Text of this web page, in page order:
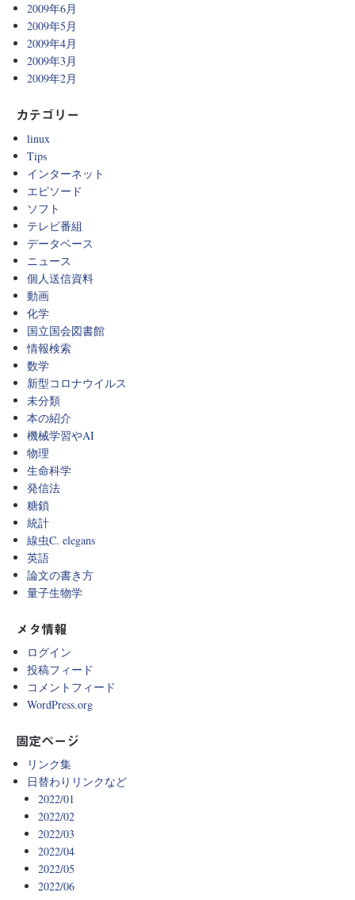
2009年6月
2009年5月
2009年4月
2009年3月
2009年2月
カテゴリー
linux
Tips
インターネット
エピソード
ソフト
テレビ番組
データベース
ニュース
個人送信資料
動画
化学
国立国会図書館
情報検索
数学
新型コロナウイルス
未分類
本の紹介
機械学習やAI
物理
生命科学
発信法
糖鎖
統計
線虫C. elegans
英語
論文の書き方
量子生物学
メタ情報
ログイン
投稿フィード
コメントフィード
WordPress.org
固定ページ
リンク集
日替わりリンクなど
2022/01
2022/02
2022/03
2022/04
2022/05
2022/06